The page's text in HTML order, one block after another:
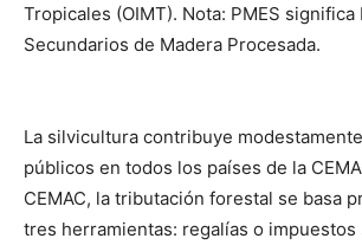
Tropicales (OIMT). Nota: PMES significa
Secundarios de Madera Procesada.
La silvicultura contribuye
públicos en todos los países de la
CEMAC, la tributación forestal se basa
tres herramientas: regalías o impuestos